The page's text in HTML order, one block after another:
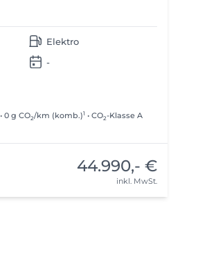
Elektro
-
• 0 g CO2/km (komb.)1 • CO2-Klasse A
44.990,- €
inkl. MwSt.